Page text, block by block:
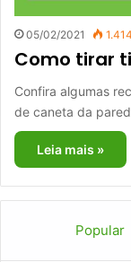
05/02/2021 1.414
Como tirar
Confira algumas
de caneta da
Leia mais »
Popular